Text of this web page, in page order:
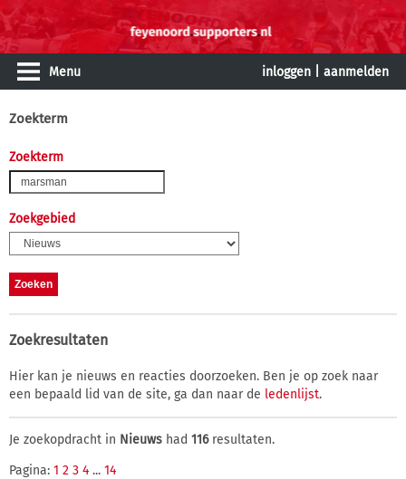
Menu inloggen aanmelden
Zoekterm
Zoekterm
Zoekgebied
Zoekresultaten
Hier kan je nieuws en reacties doorzoeken. Ben je op zoek naar
een bepaald lid van de site, ga dan naar de ledenlijst.
Je zoekopdracht in Nieuws had 116resultaten.
Pagina: 1 2 3 4 ... 14